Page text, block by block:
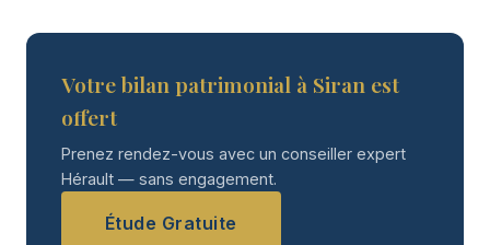
Votre bilan patrimonial à Siran est
offert
Prenez rendez-vous avec un conseiller expert
Hérault — sans engagement.
Étude Gratuite